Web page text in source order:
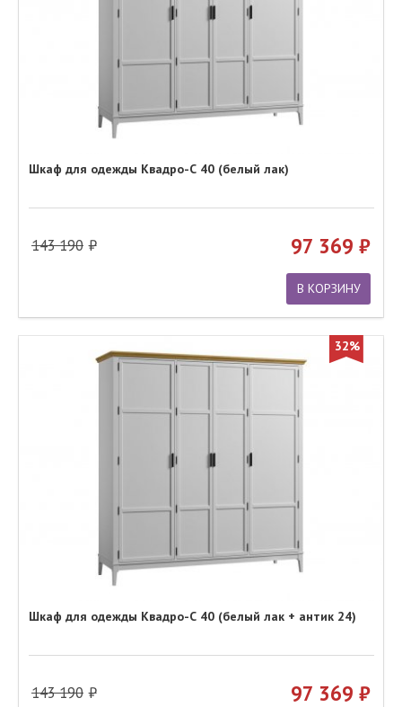
Шкаф для одежды Квадро-С 40 (белый лак)
143 190 97 369
В КОРЗИНУ
32%
Шкаф для одежды Квадро-С 40 (белый лак + антик 24)
143 190 97 369